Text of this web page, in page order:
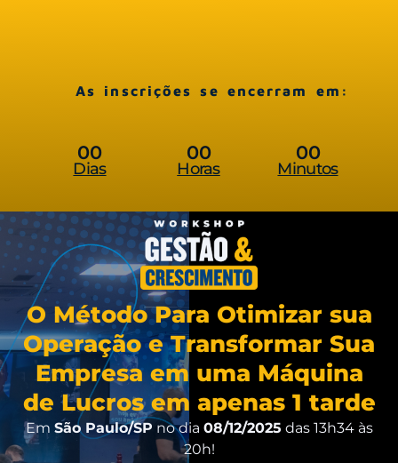
As inscrições se encerram em:
00
Dias
00
Horas
00
Minutos
O Método Para Otimizar sua
Operação e Transformar Sua
Empresa em uma Máquina
de Lucros em apenas 1 tarde
Em São Paulo/SP no dia 08/12/2025 das 13h34 às
20h!